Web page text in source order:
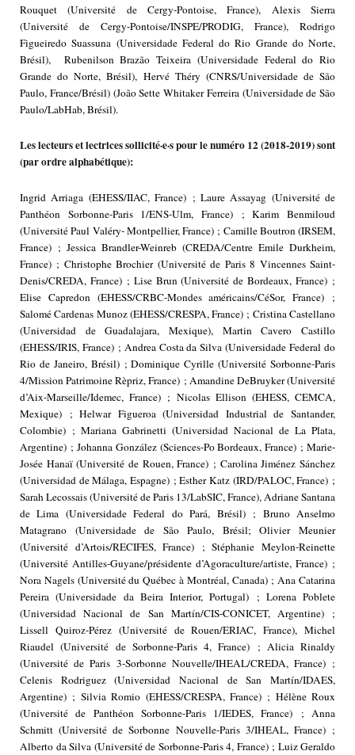
Rouquet (Université de Cergy-Pontoise, France), Alexis Sierra
(Université de Cergy-Pontoise/INSPE/PRODIG, France), Rodrigo
Figueiredo Suassuna (Universidade Federal do Rio Grande do Norte,
Brésil), Rubenilson Brazão Teixeira (Universidade Federal do Rio
Grande do Norte, Brésil), Hervé Théry (CNRS/Universidade de São
Paulo, France/Brésil) (João Sette Whitaker Ferreira (Universidade de São
Paulo/LabHab, Brésil).
Les lecteurs et lectrices sollicité·e·s pour le numéro 12 (2018-2019) sont
(par ordre alphabétique):
Ingrid Arriaga (EHESS/IIAC, France) ; Laure Assayag (Université de
Panthéon Sorbonne-Paris 1/ENS-Ulm, France) ; Karim Benmiloud
(Université Paul Valéry- Montpellier, France) ; Camille Boutron (IRSEM,
France) ; Jessica Brandler-Weinreb (CREDA/Centre Emile Durkheim,
France) ; Christophe Brochier (Université de Paris 8 Vincennes Saint-
Denis/CREDA, France) ; Lise Brun (Université de Bordeaux, France) ;
Elise Capredon (EHESS/CRBC-Mondes américains/CéSor, France) ;
Salomé Cardenas Munoz (EHESS/CRESPA, France) ; Cristina Castellano
(Universidad de Guadalajara, Mexique), Martin Cavero Castillo
(EHESS/IRIS, France) ; Andrea Costa da Silva (Universidade Federal do
Rio de Janeiro, Brésil) ; Dominique Cyrille (Université Sorbonne-Paris
4/Mission Patrimoine Rèpriz, France) ; Amandine DeBruyker (Université
d’Aix-Marseille/Idemec, France) ; Nicolas Ellison (EHESS, CEMCA,
Mexique) ; Helwar Figueroa (Universidad Industrial de Santander,
Colombie) ; Mariana Gabrinetti (Universidad Nacional de La Plata,
Argentine) ; Johanna González (Sciences-Po Bordeaux, France) ; Marie-
Josée Hanaï (Université de Rouen, France) ; Carolina Jiménez Sánchez
(Universidad de Málaga, Espagne) ; Esther Katz (IRD/PALOC, France) ;
Sarah Lecossais (Université de Paris 13/LabSIC, France), Adriane Santana
de Lima (Universidade Federal do Pará, Brésil) ; Bruno Anselmo
Matagrano (Universidade de São Paulo, Brésil; Olivier Meunier
(Université d’Artois/RECIFES, France) ; Stéphanie Meylon-Reinette
(Université Antilles-Guyane/présidente d’Agoraculture/artiste, France) ;
Nora Nagels (Université du Québec à Montréal, Canada) ; Ana Catarina
Pereira (Universidade da Beira Interior, Portugal) ; Lorena Poblete
(Universidad Nacional de San Martín/CIS-CONICET, Argentine) ;
Lissell Quiroz-Pérez (Université de Rouen/ERIAC, France), Michel
Riaudel (Université de Sorbonne-Paris 4, France) ; Alicia Rinaldy
(Université de Paris 3-Sorbonne Nouvelle/IHEAL/CREDA, France) ;
Celenis Rodriguez (Universidad Nacional de San Martín/IDAES,
Argentine) ; Silvia Romio (EHESS/CRESPA, France) ; Hélène Roux
(Université de Panthéon Sorbonne-Paris 1/IEDES, France) ; Anna
Schmitt (Université de Sorbonne Nouvelle-Paris 3/IHEAL, France) ;
Alberto da Silva (Université de Sorbonne-Paris 4, France) ; Luiz Geraldo